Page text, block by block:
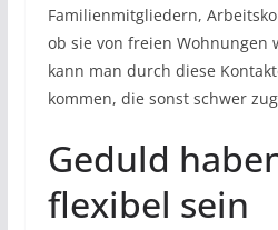
Familienmitgliedern,
ob sie von freien Wohnungen
kann man durch diese
kommen, die sonst schwer
Geduld
flexibel sein